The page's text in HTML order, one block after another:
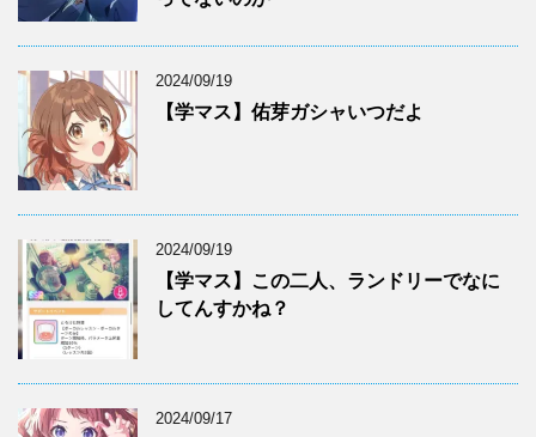
2024/09/19
【学マス】佑芽ガシャいつだよ
2024/09/19
【学マス】この二人、ランドリーでなに
してんすかね？
2024/09/17